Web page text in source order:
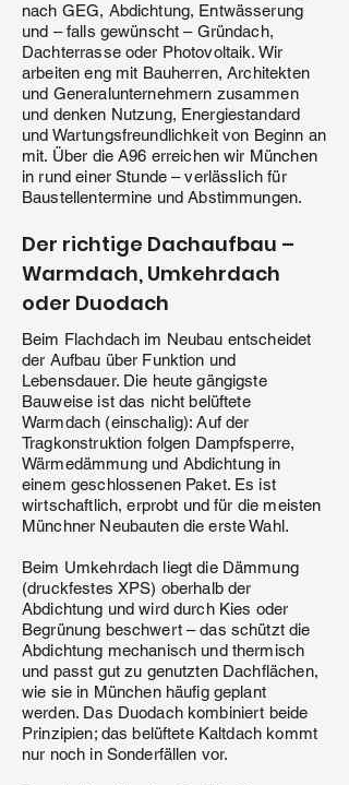
nach GEG, Abdichtung, Entwässerung
und – falls gewünscht – Gründach,
Dachterrasse oder Photovoltaik. Wir
arbeiten eng mit Bauherren, Architekten
und Generalunternehmern zusammen
und denken Nutzung, Energiestandard
und Wartungsfreundlichkeit von Beginn an
mit. Über die A96 erreichen wir München
in rund einer Stunde – verlässlich für
Baustellentermine und Abstimmungen.
Der richtige Dachaufbau –
Warmdach, Umkehrdach
oder Duodach
Beim Flachdach im Neubau entscheidet
der Aufbau über Funktion und
Lebensdauer. Die heute gängigste
Bauweise ist das nicht belüftete
Warmdach (einschalig): Auf der
Tragkonstruktion folgen Dampfsperre,
Wärmedämmung und Abdichtung in
einem geschlossenen Paket. Es ist
wirtschaftlich, erprobt und für die meisten
Münchner Neubauten die erste Wahl.
Beim Umkehrdach liegt die Dämmung
(druckfestes XPS) oberhalb der
Abdichtung und wird durch Kies oder
Begrünung beschwert – das schützt die
Abdichtung mechanisch und thermisch
und passt gut zu genutzten Dachflächen,
wie sie in München häufig geplant
werden. Das Duodach kombiniert beide
Prinzipien; das belüftete Kaltdach kommt
nur noch in Sonderfällen vor.